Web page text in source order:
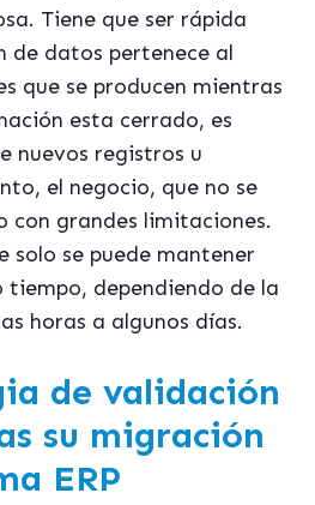
Tiene que ser rápida
de datos pertenece al
que se producen mientras
esta cerrado, es
nuevos registros u
el negocio, que no se
con grandes limitaciones.
solo se puede mantener
dependiendo de la
horas a algunos días.
de validación
su migración
ERP